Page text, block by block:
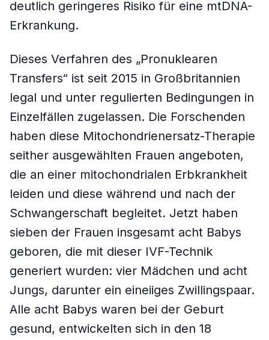
deutlich geringeres Risiko für eine mtDNA-
Erkrankung.
Dieses Verfahren des „Pronuklearen
Transfers“ ist seit 2015 in Großbritannien
legal und unter regulierten Bedingungen in
Einzelfällen zugelassen. Die Forschenden
haben diese Mitochondrienersatz-Therapie
seither ausgewählten Frauen angeboten,
die an einer mitochondrialen Erbkrankheit
leiden und diese während und nach der
Schwangerschaft begleitet. Jetzt haben
sieben der Frauen insgesamt acht Babys
geboren, die mit dieser IVF-Technik
generiert wurden: vier Mädchen und acht
Jungs, darunter ein eineiiges Zwillingspaar.
Alle acht Babys waren bei der Geburt
gesund, entwickelten sich in den 18